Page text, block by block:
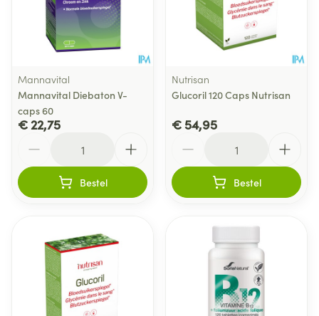
Mannavital
Mannavital Diebaton V-
caps 60
€ 22,75
Bestel
Nutrisan
Glucoril 120 Caps Nutrisan
€ 54,95
Bestel